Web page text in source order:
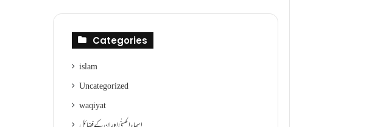
Categories
islam
Uncategorized
waqiyat